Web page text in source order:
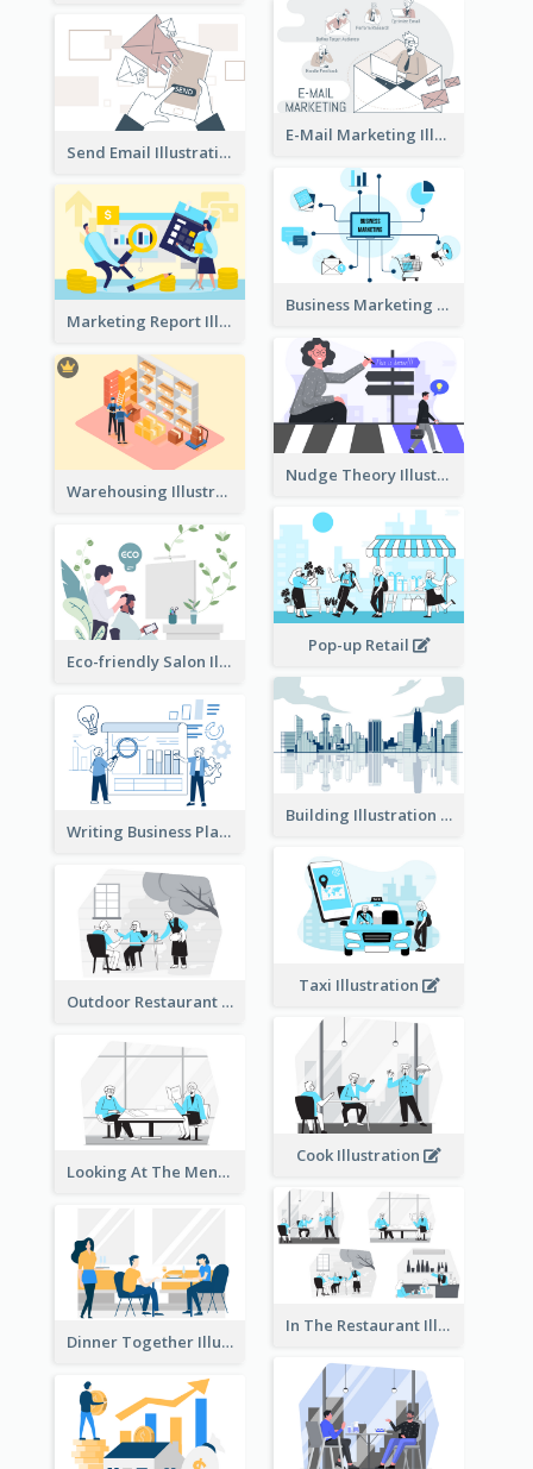
E-Mail Marketing Illustration
Send Email Illustration
Business Marketing
Marketing Report Illustration
Nudge Theory Illustration
Warehousing Illustration
Pop-up Retail
Eco-friendly Salon Illustration
Building Illustration
Writing Business Plan Illustration
Taxi Illustration
Outdoor Restaurant Illustration
Cook Illustration
Looking At The Menu Illustration
In The Restaurant Illustration
Dinner Together Illustration